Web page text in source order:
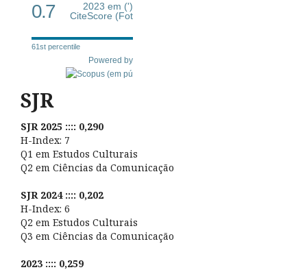
0.7
2023 em (')
CiteScore (Fot
61st percentile
Powered by
SJR
SJR 2025 :::: 0,290
H-Index: 7
Q1 em Estudos Culturais
Q2 em Ciências da Comunicação
SJR 2024 :::: 0,202
H-Index: 6
Q2 em Estudos Culturais
Q3 em Ciências da Comunicação
2023 :::: 0,259